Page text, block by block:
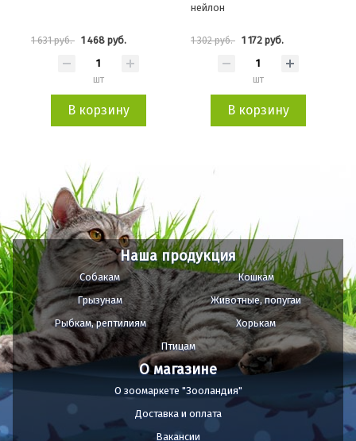
1 631 руб. 1 468 руб.
шт
В корзину
нейлон
1 302 руб. 1 172 руб.
шт
В корзину
Наша продукция
Собакам
Кошкам
Грызунам
Животные, попугаи
Рыбкам, рептилиям
Хорькам
Птицам
О магазине
О зоомаркете "Зооландия"
Доставка и оплата
Вакансии